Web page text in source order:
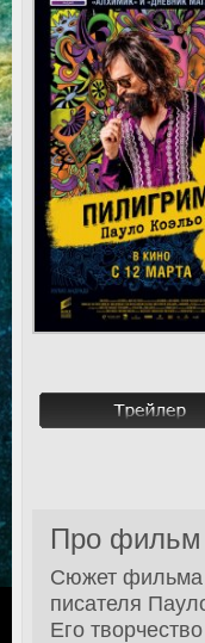
Про фильм
Сюжет фильма
писателя
Его